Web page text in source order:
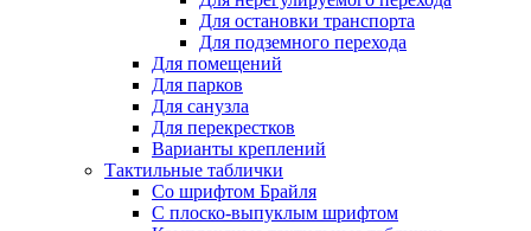
Для остановки транспорта
Для подземного перехода
Для помещений
Для парков
Для санузла
Для перекрестков
Варианты креплений
Тактильные таблички
Со шрифтом Брайля
С плоско-выпуклым шрифтом